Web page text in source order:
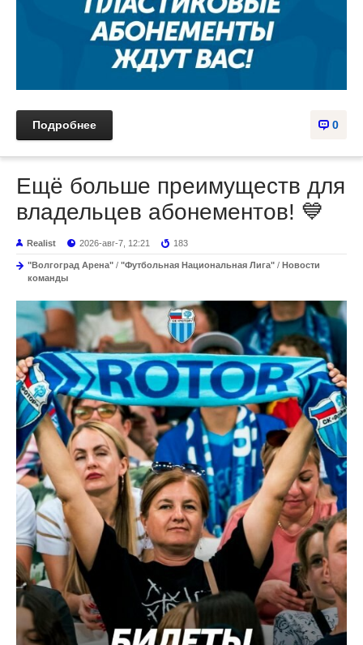
0
Подробнее
Ещё больше преимуществ для
владельцев абонементов! 💙
Realist 2026-авг-7, 12:21 183
"Волгоград Арена" / "Футбольная Национальная Лига" / Новости
команды